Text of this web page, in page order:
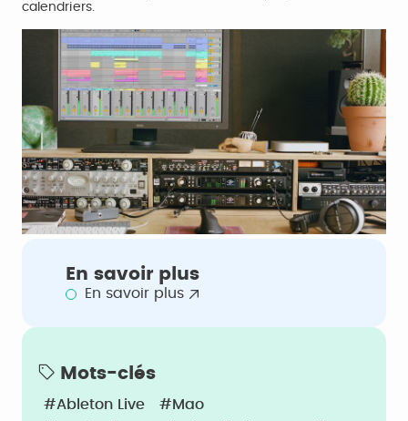
calendriers.
En savoir plus
En savoir plus
Mots-clés
#Ableton Live
#Mao